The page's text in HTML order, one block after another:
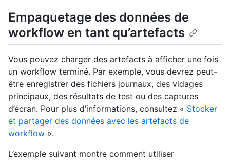
Empaquetage des données de
workflow en tant qu’artefacts
Vous pouvez charger des artefacts à afficher une fois
un workflow terminé. Par exemple, vous devrez peut-
être enregistrer des fichiers journaux, des vidages
principaux, des résultats de test ou des captures
d’écran. Pour plus d’informations, consultez « Stocker
et partager des données avec les artefacts de
workflow ».
L’exemple suivant montre comment utiliser